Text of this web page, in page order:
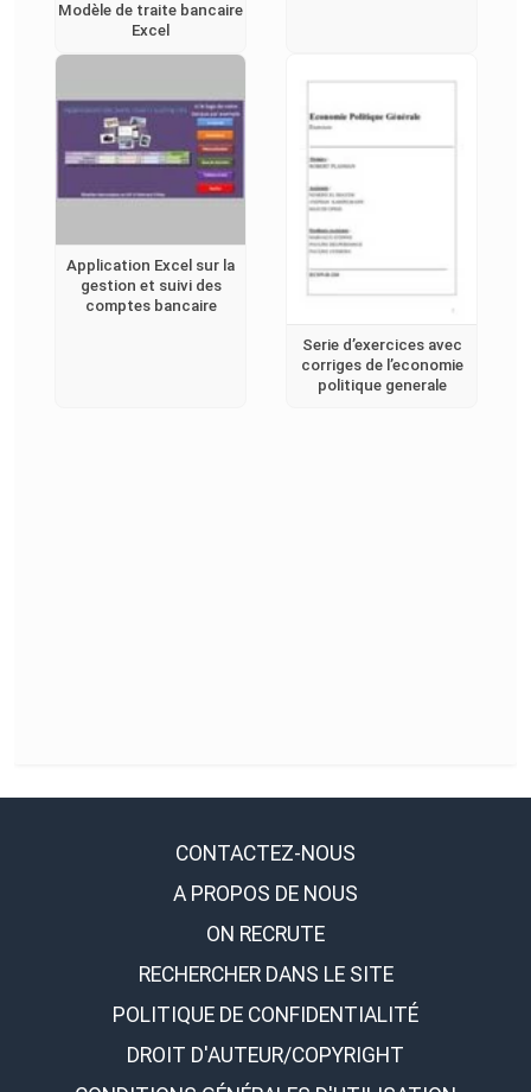
Modèle de traite bancaire
Excel
Application Excel sur la
gestion et suivi des
comptes bancaire
Serie d’exercices avec
corriges de l’economie
politique generale
CONTACTEZ-NOUS
A PROPOS DE NOUS
ON RECRUTE
RECHERCHER DANS LE SITE
POLITIQUE DE CONFIDENTIALITÉ
DROIT D'AUTEUR/COPYRIGHT